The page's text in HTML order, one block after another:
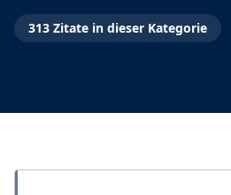
313 Zitate in dieser Kategorie